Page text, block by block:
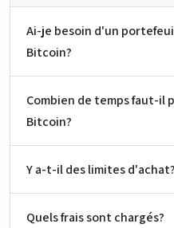
Ai-je besoin d'un
Bitcoin?
Combien de temps faut-il
Bitcoin?
Y a-t-il des limites d'achat?
Quels frais sont chargés?